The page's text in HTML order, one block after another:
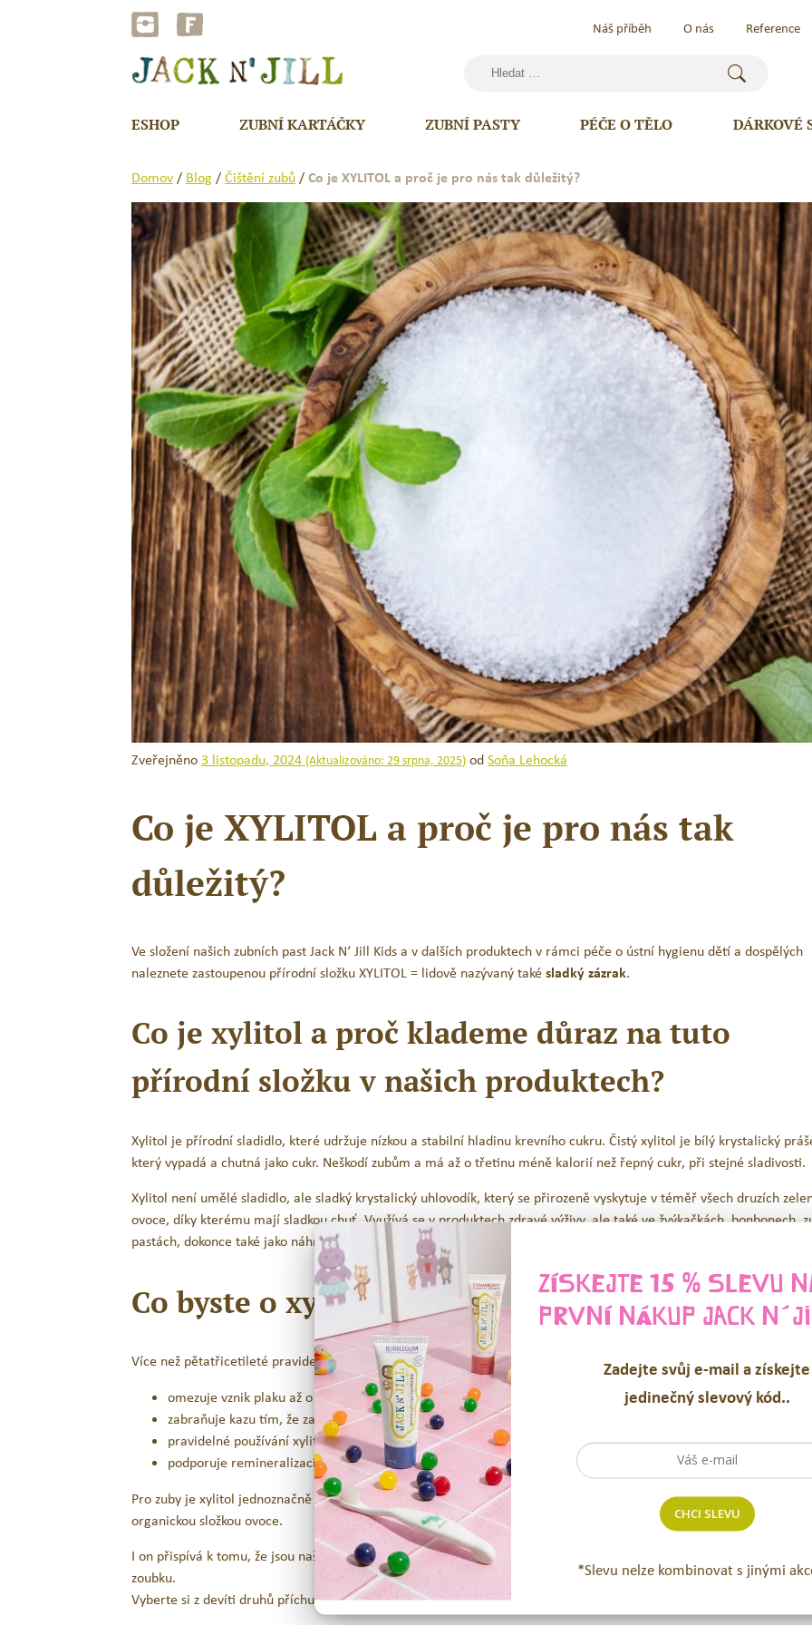
Náš příběh O nás Reference
Vyhledávání
ESHOP ZUBNÍ KARTÁČKY ZUBNÍ PASTY PÉČE O TĚLO DÁRKOVÉ
Domov/ Blog /Čištění zubů/Co je XYLITOL a proč je pro nás tak důležitý?
Zveřejněno3 listopadu, 2024 (Aktualizováno: 29 srpna, 2025) odSoňa Lehocká
Co je XYLITOL a proč je pro nás tak
důležitý?
Ve složení našich zubních past Jack N‘ Jill Kids a v dalších produktech v rámci péče o ústní hygienu dětí a dospělých
naleznete zastoupenou přírodní složku XYLITOL = lidově nazývaný takésladkýzázrak.
Co je xylitol a proč klademe důraz na tuto
přírodní složku v našich produktech?
Xylitol je přírodní sladidlo, které udržuje nízkou a stabilní hladinu krevního cukru. Čistý xylitol je bílý krystalický
který vypadá a chutná jako cukr. Neškodí zubům a má až o třetinu méně kalorií než řepný cukr, při stejné sladivosti.
Xylitol není umělé sladidlo, ale sladký krystalický uhlovodík, který se přirozeně vyskytuje v téměř všech druzích
ovoce, díky kterému mají sladkou chuť. Využívá se v produktech zdravé výživy, ale také ve žvýkačkách, bonbonech,
pastách, dokonce také jako náhrada cukru v různých druzích potravin.
Co byste o xylitolu měli vědět
Více než pětatřicetileté pravidelné klinické testy potvrdily, že xylitol významně napomáhá při onemocnění ústní
omezuje vznik plaku až o 80%
zabraňuje kazu tím, že zabraňuje vzniku kyseliny v ústech
pravidelné používání xylitolu se postará o bezvadné zuby a zdravé dásně
podporuje remineralizaci zubní skloviny
Pro zuby je xylitol jednoznačně nejlepším přírodním pomocníkem, proto je neodmyslitelnou součástí našich dětských
organickou složkou ovoce.
I on přispívá k tomu, že jsou naše JACK N‘ JILL KIDSzubní pasty
zoubku.
Vyberte si z devíti druhů příchutí, a bavte se při čištění zoubků spolu s dětmi.
Novinka
zoubky Jack N’Jill – Dino &
PŘIDAT DO KOŠÍKU
Novinka
zoubky Jack N’Jill – Opice &
Jednorožec – nové balení
PŘIDAT DO KOŠÍKU ČTĚTE VÍCE
ZÍSKEJTE 15 % SLEVU
PRVNÍ NÁKUP JACK
Zadejte svůj e-mail a získejte
jedinečný slevový kód..
CHCI SLEVU
*Slevu nelze kombinovat s jinými